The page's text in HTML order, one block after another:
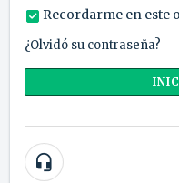
Recordarme en este
¿Olvidó su contraseña?